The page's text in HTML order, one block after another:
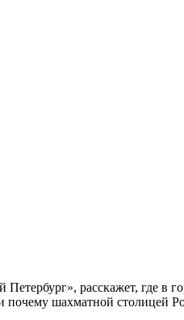
расскажет, где в
почему шахматной столицей